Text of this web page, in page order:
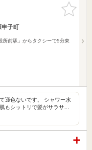
お気に入
りに追加
申子町
所前駅」からタクシーで5分東
遜色ないです。 シャワー水
もシットリで髪がサラサ…